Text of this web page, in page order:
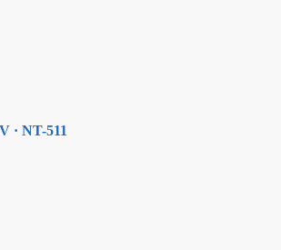
· NT-511